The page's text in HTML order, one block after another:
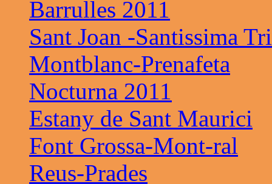
Barrulles 2011
Sant Joan -Santissima
Montblanc-Prenafeta
Nocturna 2011
Estany de Sant Maurici
Font Grossa-Mont-ral
Reus-Prades